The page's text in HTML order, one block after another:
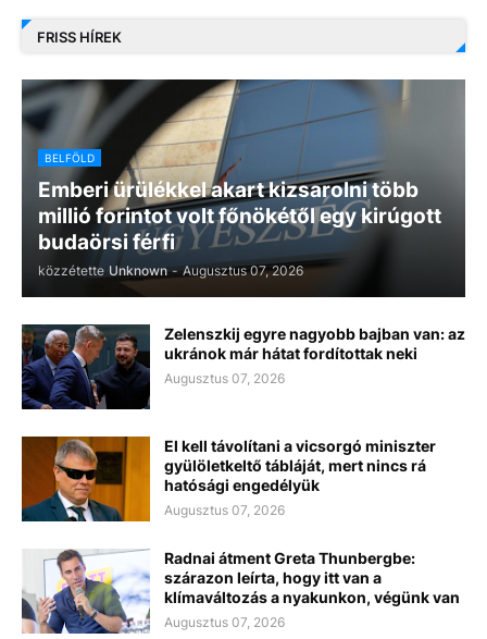
FRISS HÍREK
BELFÖLD
Emberi ürülékkel akart kizsarolni több
millió forintot volt főnökétől egy kirúgott
budaörsi férfi
közzétette Unknown - Augusztus 07, 2026
Zelenszkij egyre nagyobb bajban van: az
ukránok már hátat fordítottak neki
Augusztus 07, 2026
El kell távolítani a vicsorgó miniszter
gyülöletkeltő tábláját, mert nincs rá
hatósági engedélyük
Augusztus 07, 2026
Radnai átment Greta Thunbergbe:
szárazon leírta, hogy itt van a
klímaváltozás a nyakunkon, végünk van
Augusztus 07, 2026